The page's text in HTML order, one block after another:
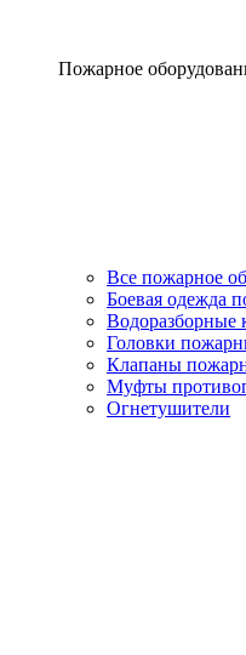
Пожарное
Все пожарное
Боевая одежда
Водоразборные
Головки
Клапаны
Муфты
Огнетушители